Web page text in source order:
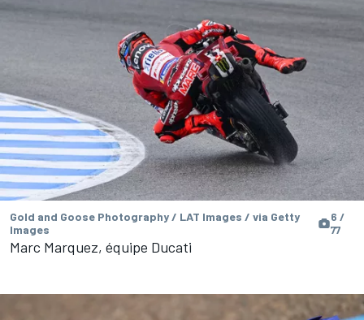
Gold and Goose Photography / LAT Images / via Getty
Images
6 /
77
Marc Marquez, équipe Ducati